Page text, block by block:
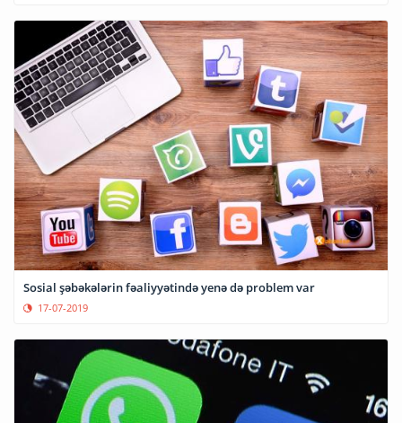
Sosial şəbəkələrin fəaliyyətində yenə də problem var
17-07-2019